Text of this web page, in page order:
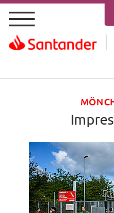
Skip to main content